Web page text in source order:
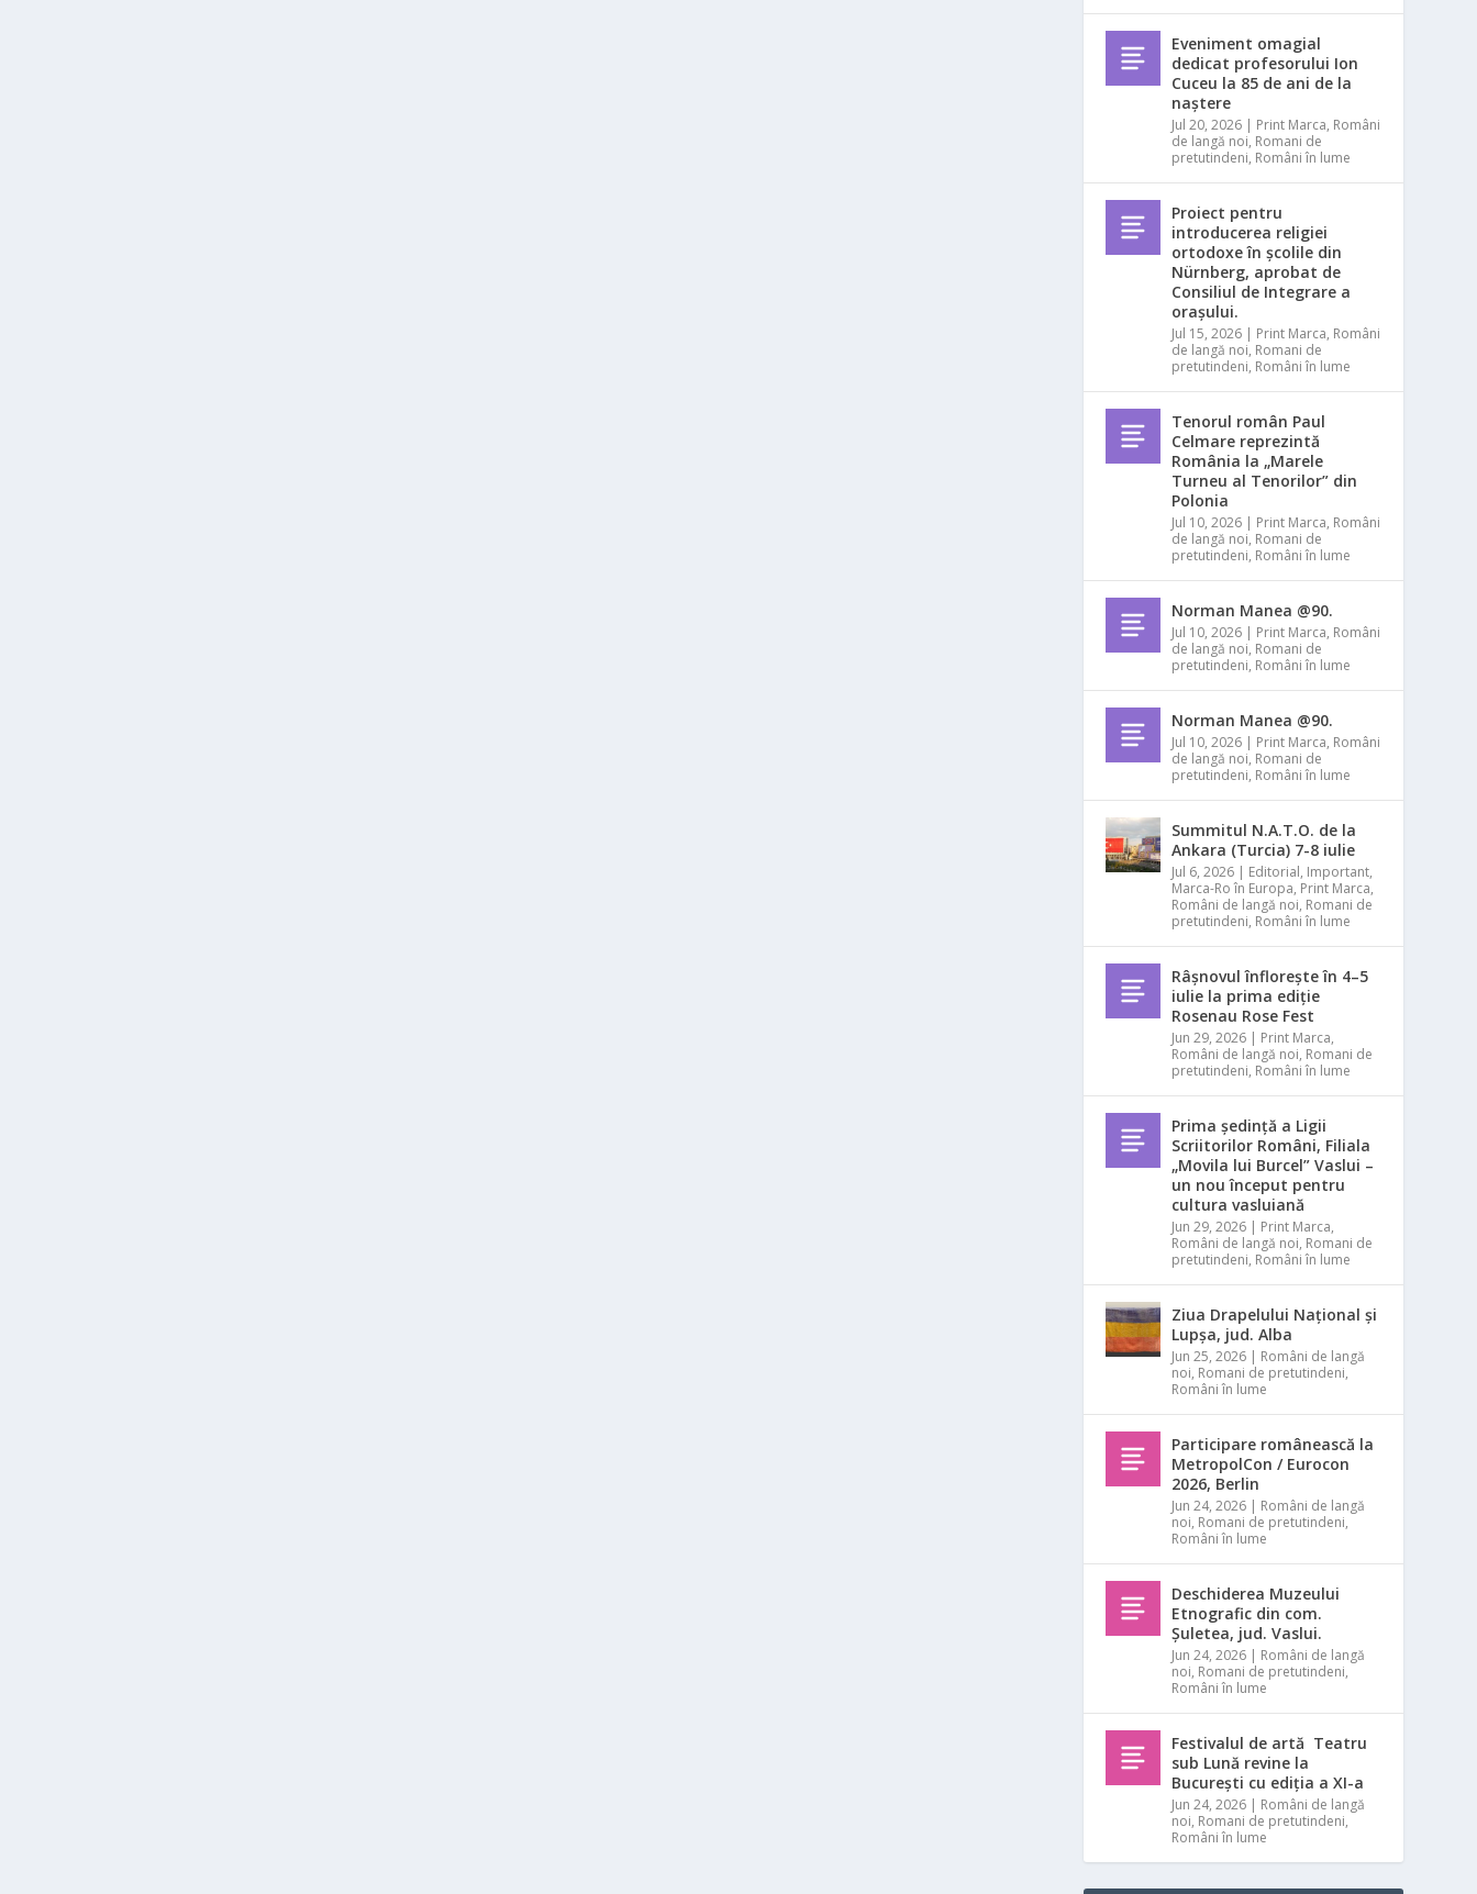
Eveniment omagial
dedicat profesorului Ion
Cuceu la 85 de ani de la
naștere
Jul 20, 2026 | Print Marca, Români
de langă noi, Romani de
pretutindeni, Români în lume
Proiect pentru
introducerea religiei
ortodoxe în școlile din
Nürnberg, aprobat de
Consiliul de Integrare a
orașului.
Jul 15, 2026 | Print Marca, Români
de langă noi, Romani de
pretutindeni, Români în lume
Tenorul român Paul
Celmare reprezintă
România la „Marele
Turneu al Tenorilor” din
Polonia
Jul 10, 2026 | Print Marca, Români
de langă noi, Romani de
pretutindeni, Români în lume
Norman Manea @90.
Jul 10, 2026 | Print Marca, Români
de langă noi, Romani de
pretutindeni, Români în lume
Norman Manea @90.
Jul 10, 2026 | Print Marca, Români
de langă noi, Romani de
pretutindeni, Români în lume
Summitul N.A.T.O. de la
Ankara (Turcia) 7-8 iulie
Jul 6, 2026 | Editorial, Important,
Marca-Ro în Europa, Print Marca,
Români de langă noi, Romani de
pretutindeni, Români în lume
Râșnovul înflorește în 4–5
iulie la prima ediție
Rosenau Rose Fest
Jun 29, 2026 | Print Marca,
Români de langă noi, Romani de
pretutindeni, Români în lume
Prima ședință a Ligii
Scriitorilor Români, Filiala
„Movila lui Burcel” Vaslui –
un nou început pentru
cultura vasluiană
Jun 29, 2026 | Print Marca,
Români de langă noi, Romani de
pretutindeni, Români în lume
Ziua Drapelului Național și
Lupșa, jud. Alba
Jun 25, 2026 | Români de langă
noi, Romani de pretutindeni,
Români în lume
Participare românească la
MetropolCon / Eurocon
2026, Berlin
Jun 24, 2026 | Români de langă
noi, Romani de pretutindeni,
Români în lume
Deschiderea Muzeului
Etnografic din com.
Șuletea, jud. Vaslui.
Jun 24, 2026 | Români de langă
noi, Romani de pretutindeni,
Români în lume
Festivalul de artă Teatru
sub Lună revine la
București cu ediția a XI-a
Jun 24, 2026 | Români de langă
noi, Romani de pretutindeni,
Români în lume